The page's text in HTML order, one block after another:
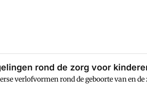
rond de zorg voor
verlofvormen rond de geboorte van en